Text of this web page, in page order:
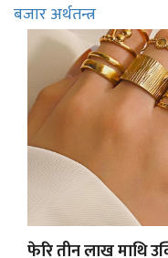
बजार अर्थतन्त्र
फेरि तीन लाख माथि